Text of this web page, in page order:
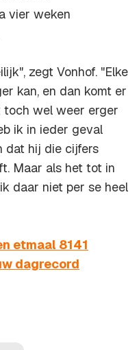
vier weken
zegt Vonhof. "Elke
kan, en dan komt er
toch wel weer erger
ik in ieder geval
dat hij die cijfers
Maar als het tot in
daar niet per se heel
etmaal 8141
dagrecord